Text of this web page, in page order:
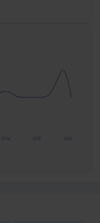
2026
2025
2024